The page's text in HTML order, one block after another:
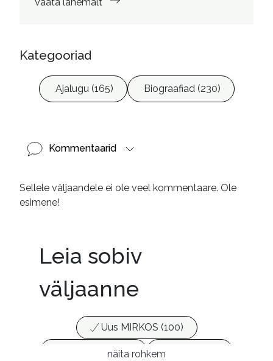
Kategooriad
Ajalugu (165) Biograafiad (230)
Kommentaarid
Sellele väljaandele ei ole veel kommentaare. Ole
esimene!
Leia sobiv
väljaanne
Uus MIRKOS (100)
Populaarsed (25)
Ajakirjad (17)
näita rohkem